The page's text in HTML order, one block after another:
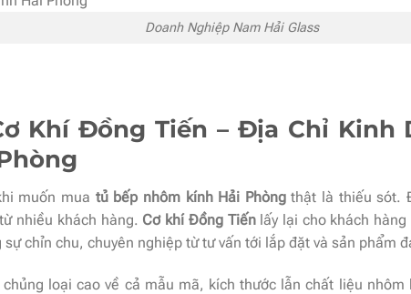
Doanh Nghiệp Nam Hải Glass
Khí Đồng Tiến – Địa Chỉ Kinh
muốn mua tủ bếp nhôm kính Hải Phòngthật là thiếu sót.
nhiều khách hàng. Cơ khí Đồng Tiếnlấy lại cho khách hàng
chỉn chu, chuyên nghiệp từ tư vấn tới lắp đặt và sản phẩm
loại cao về cả mẫu mã, kích thước lẫn chất liệu